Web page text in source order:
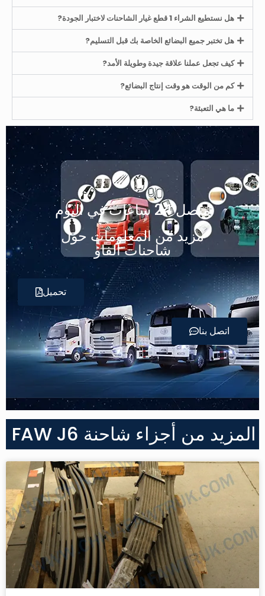
هل نستطيع الشراء 1 قطع غيار الشاحنات لاختبار الجودة?
هل تختبر جميع البضائع الخاصة بك قبل التسليم?
كيف تجعل عملنا علاقة جيدة وطويلة الأمد?
كم من الوقت هو وقت إنتاج البضائع?
ما هي التعبئة?
متصل 24 ساعات في اليوم
مزيد من المعلومات حول
شاحنات الفاو
تحميل
اتصل بنا
المزيد من أجزاء شاحنة FAW J6